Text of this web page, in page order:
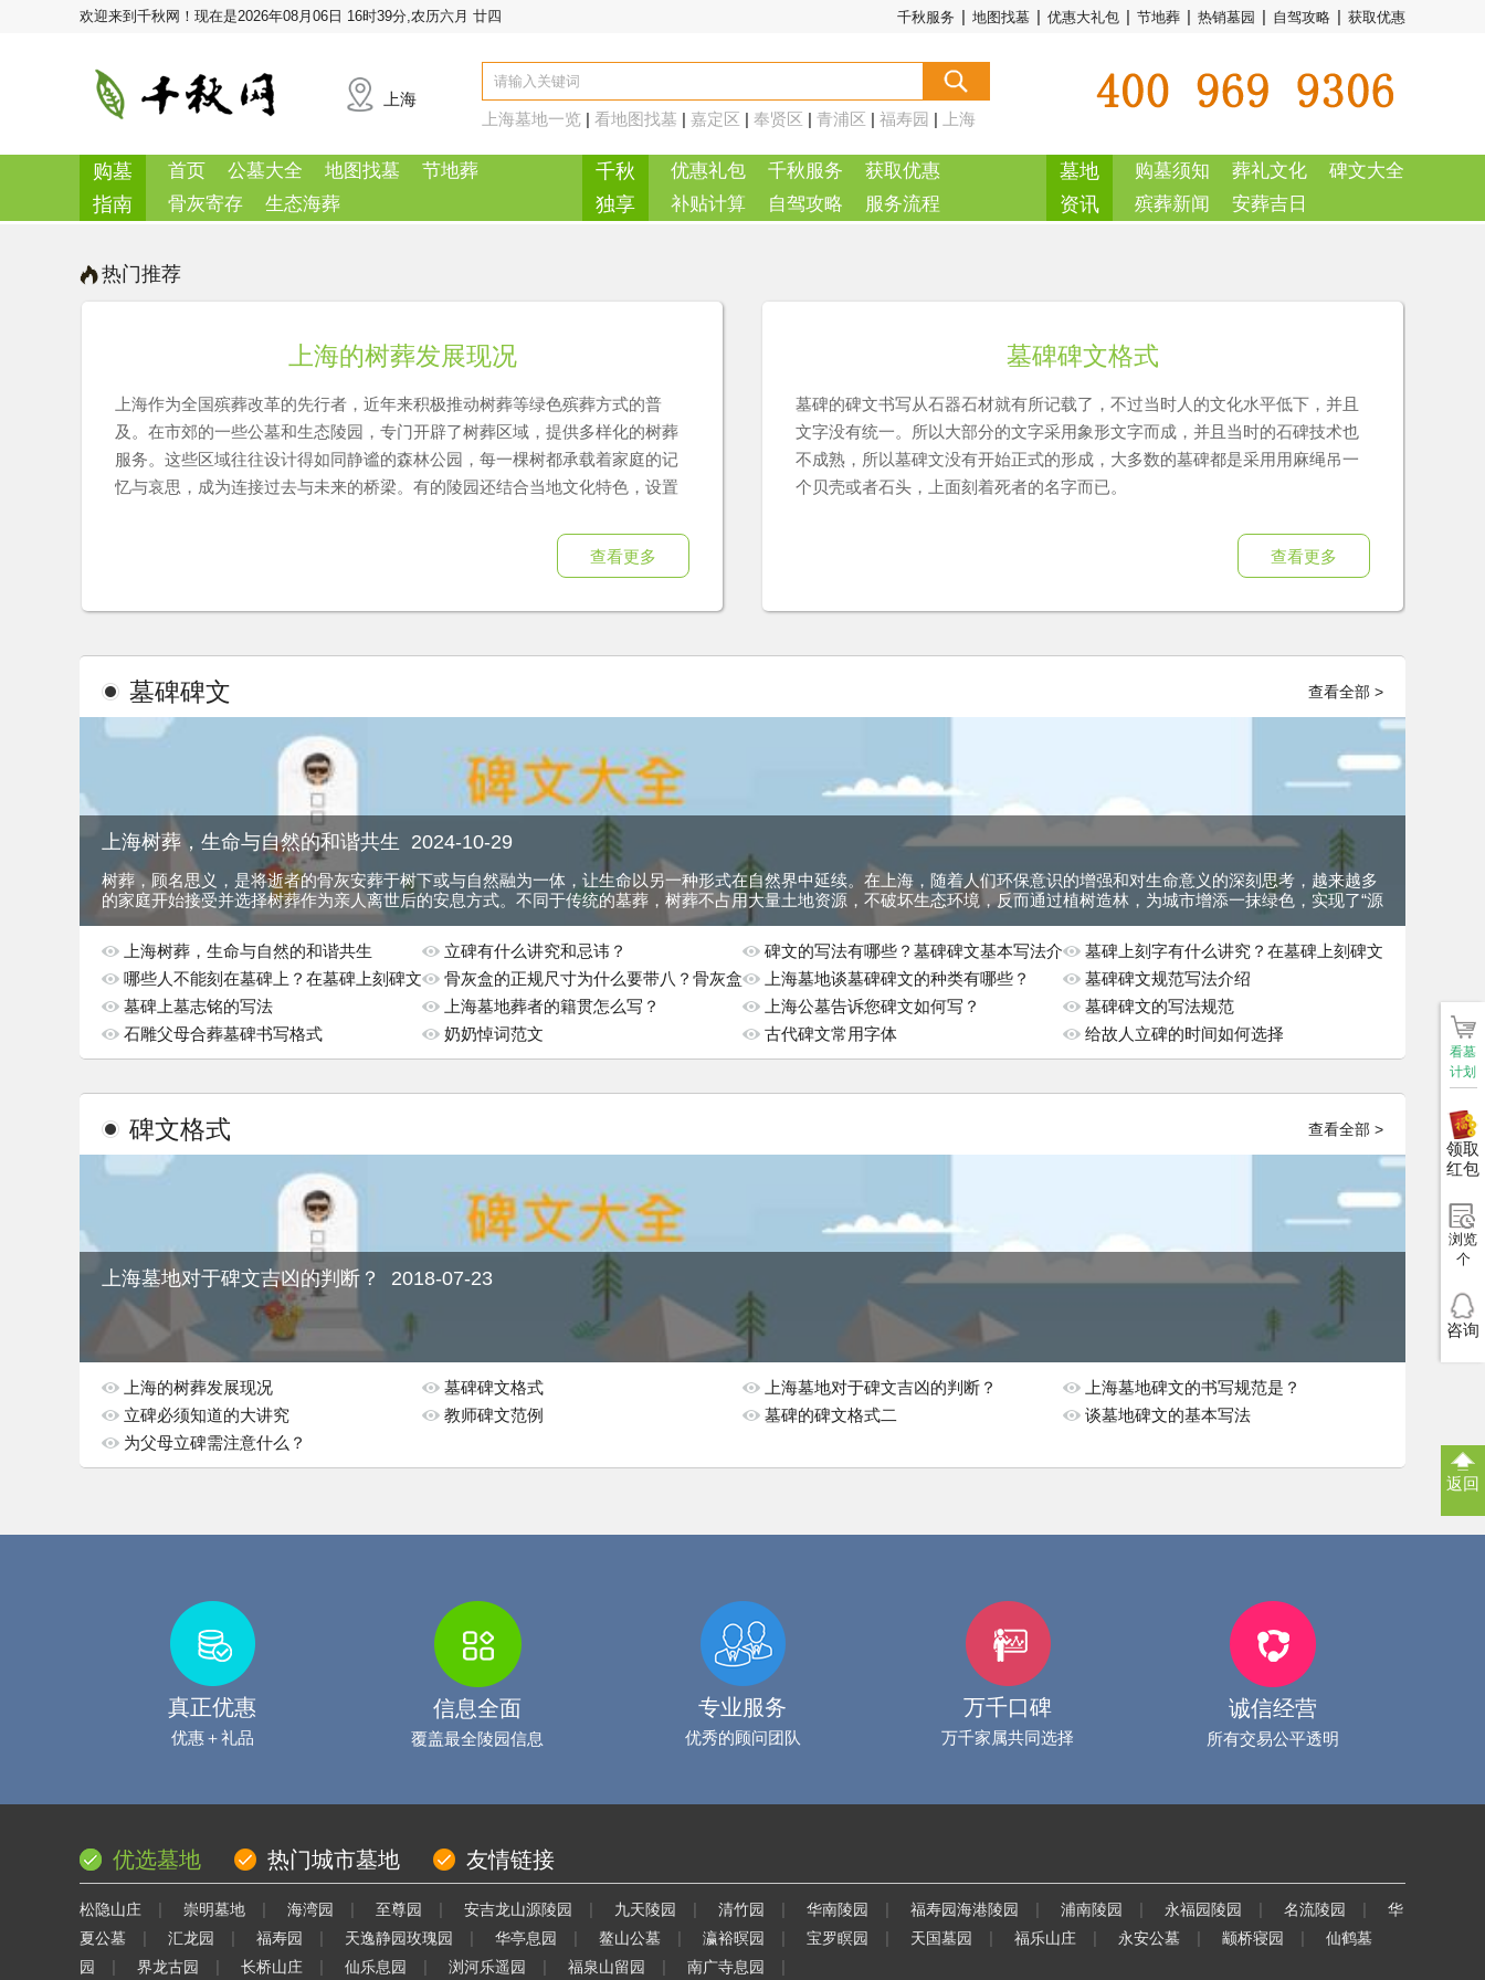
欢迎来到千秋网！ 现在是2026年08月06日 16时39分,农历六月 廿四 千秋服务 | 地图找墓 | 优惠大礼包 | 节地葬 | 热销墓园 | 自驾攻略 | 获取优惠
上海
上海墓地一览 | 看地图找墓 | 嘉定区 | 奉贤区 | 青浦区 | 福寿园 |
上海
购墓
指南
首页 公墓大全 地图找墓
节地葬
骨灰寄存
生态海葬
千秋
独享
优惠礼包 千秋服务
获取优惠
补贴计算
自驾攻略 服务流程
墓地
资讯
购墓须知 葬礼文化
碑文大全
殡葬新闻
安葬吉日
热门推荐
上海的树葬发展现况
上海作为全国殡葬改革的先行者，近年来积极推动树葬等绿色殡葬方式的普
及。在市郊的一些公墓和生态陵园，专门开辟了树葬区域，提供多样化的树葬
服务。这些区域往往设计得如同静谧的森林公园，每一棵树都承载着家庭的记
忆与哀思，成为连接过去与未来的桥梁。有的陵园还结合当地文化特色，设置
查看更多
墓碑碑文格式
墓碑的碑文书写从石器石材就有所记载了，不过当时人的文化水平低下，并且
文字没有统一。所以大部分的文字采用象形文字而成，并且当时的石碑技术也
不成熟，所以墓碑文没有开始正式的形成，大多数的墓碑都是采用用麻绳吊一
个贝壳或者石头，上面刻着死者的名字而已。
查看更多
墓碑碑文 查看全部 >
上海树葬，生命与自然的和谐共生 2024-10-29
树葬，顾名思义，是将逝者的骨灰安葬于树下或与自然融为一体，让生命以另一种形式在自然界中延续。在上海，随着人们环保意识的增强和对生命意义的深刻思考，越来越多
的家庭开始接受并选择树葬作为亲人离世后的安息方式。不同于传统的墓葬，树葬不占用大量土地资源，不破坏生态环境，反而通过植树造林，为城市增添一抹绿色，实现了“源
于自然，归于自然”的生命哲学。
上海树葬，生命与自然的和谐共生
立碑有什么讲究和忌讳？
碑文的写法有哪些？墓碑碑文基本写法介
绍？
墓碑上刻字有什么讲究？在墓碑上刻碑文
有哪些禁忌？
哪些人不能刻在墓碑上？在墓碑上刻碑文
有哪些禁忌？
骨灰盒的正规尺寸为什么要带八？骨灰盒
材质都有什么讲究？
上海墓地谈墓碑碑文的种类有哪些？
墓碑碑文规范写法介绍
墓碑上墓志铭的写法
上海墓地葬者的籍贯怎么写？ 上海公墓告诉您碑文如何写？
墓碑碑文的写法规范
石雕父母合葬墓碑书写格式
奶奶悼词范文 古代碑文常用字体 给故人立碑的时间如何选择
碑文格式 查看全部 >
上海墓地对于碑文吉凶的判断？ 2018-07-23
上海的树葬发展现况 墓碑碑文格式 上海墓地对于碑文吉凶的判断？
上海墓地碑文的书写规范是？
立碑必须知道的大讲究
教师碑文范例 墓碑的碑文格式二
谈墓地碑文的基本写法
为父母立碑需注意什么？
真正优惠
优惠＋礼品
信息全面
覆盖最全陵园信息
专业服务
优秀的顾问团队
万千口碑
万千家属共同选择
诚信经营
所有交易公平透明
优选墓地 热门城市墓地 友情链接
松隐山庄 | 崇明墓地 | 海湾园 | 至尊园 | 安吉龙山源陵园 | 九天陵园 | 清竹园 | 华南陵园 | 福寿园海港陵园 | 浦南陵园 | 永福园陵园 | 名流陵园 |
华
夏公墓
| 汇龙园 | 福寿园 | 天逸静园玫瑰园 | 华亭息园 | 鳌山公墓 | 瀛裕暝园 | 宝罗瞑园 | 天国墓园 | 福乐山庄 | 永安公墓 | 颛桥寝园 |
仙鹤墓
园
| 界龙古园 | 长桥山庄 | 仙乐息园 | 浏河乐遥园 | 福泉山留园 | 南广寺息园 |
看墓
计划
领取
红包
浏览
个
咨询
返回